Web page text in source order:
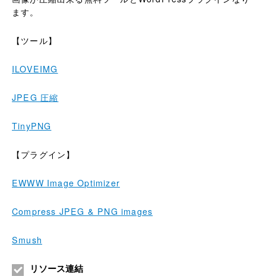
ます。
【ツール】
ILOVEIMG
JPEG 圧縮
TinyPNG
【プラグイン】
EWWW Image Optimizer
Compress JPEG & PNG images
Smush
リソース連結